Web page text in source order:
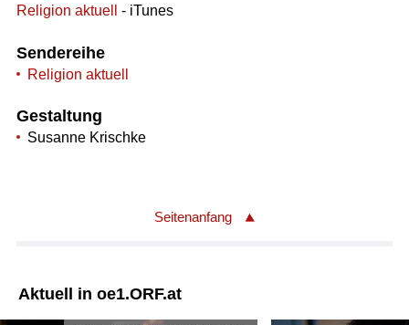
Religion aktuell
- iTunes
Sendereihe
Religion aktuell
Gestaltung
Susanne Krischke
Seitenanfang
Aktuell in oe1.ORF.at